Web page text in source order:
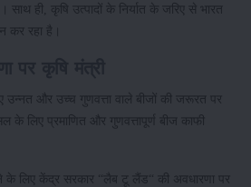
साथ ही, कृषि उत्पादों के निर्यात के जरिए से भारत
कर रहा है।
उन्नत और उच्च गुणवत्ता वाले बीजों की जरूरत पर
के लिए प्रमाणित और गुणवत्तापूर्ण बीज काफी
के लिए केंद्र सरकार “लैब टू लैंड“ की अवधारणा पर